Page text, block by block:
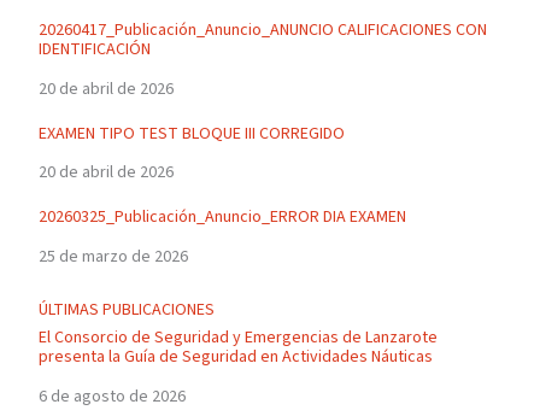
20260417_Publicación_Anuncio_ANUNCIO CALIFICACIONES CON
IDENTIFICACIÓN
20 de abril de 2026
EXAMEN TIPO TEST BLOQUE III CORREGIDO
20 de abril de 2026
20260325_Publicación_Anuncio_ERROR DIA EXAMEN
25 de marzo de 2026
ÚLTIMAS PUBLICACIONES
El Consorcio de Seguridad y Emergencias de Lanzarote
presenta la Guía de Seguridad en Actividades Náuticas
6 de agosto de 2026